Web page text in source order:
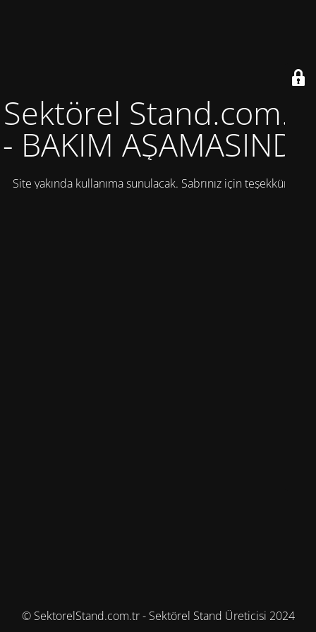
Sektörel Stand.com.tr
- BAKIM AŞAMASINDA
Site yakında kullanıma sunulacak. Sabrınız için teşekkürler!
© SektorelStand.com.tr - Sektörel Stand Üreticisi 2024